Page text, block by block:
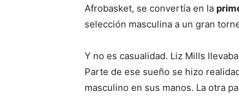
Afrobasket, se convertía en la
selección masculina a un gran
Y no es casualidad. Liz Mills
Parte de ese sueño se hizo
masculino en sus manos. La otra